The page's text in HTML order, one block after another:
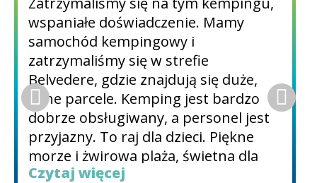
przyjaźni i pomocni pracownicy,
najlepsze stanowiska (zwłaszcza
Belvedere) z cieniem, bardzo czyste
toalety, wiele atrakcji, najlepsza
rozrywka, baseny, ładna plaża.
Wioska Fasana zaledwie kilka minut
od hotelu. Zdecydowanie polecam na
wakacje.
Czytaj więcej